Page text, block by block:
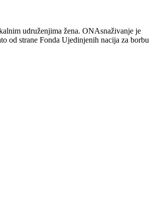
udruženjima žena. ONAsnaživanje je
od strane Fonda Ujedinjenih nacija za borbu